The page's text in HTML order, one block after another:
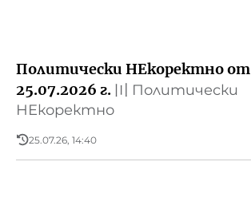
Политически НЕкоректно от
25.07.2026 г. 〣
Политически
НЕкоректно
25.07.26, 14:40